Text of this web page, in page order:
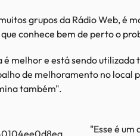
grupos da Rádio Web, é
conhece bem de perto o
é melhor e está sendo
de melhoramento no local
também".
"Esse é